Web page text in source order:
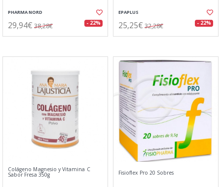
PHARMA NORD
29,94€ 38,28€ - 22%
EPAPLUS
25,25€ 32,28€ - 22%
Colágeno Magnesio y Vitamina C
Sabor Fresa 350g Fisioflex Pro 20 Sobres